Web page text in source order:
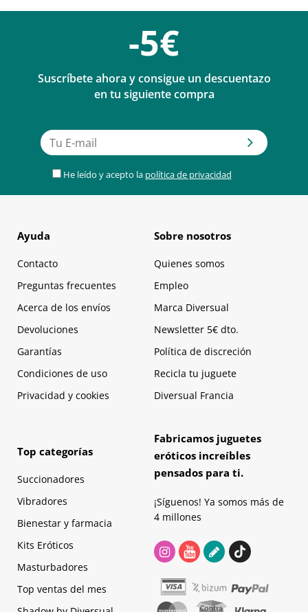
-5€
Suscríbete ahora y consigue un descuentazo
en tu siguiente compra
He leído y acepto la política de privacidad
Ayuda
Contacto
Preguntas frecuentes
Acerca de los envíos
Devoluciones
Garantías
Condiciones de uso
Privacidad y cookies
Sobre nosotros
Quienes somos
Empleo
Marca Diversual
Newsletter 5€ dto.
Política de discreción
Recicla tu juguete
Diversual Francia
Top categorías
Succionadores
Vibradores
Bienestar y farmacia
Kits Eróticos
Masturbadores
Top ventas del mes
Fabricamos juguetes
eróticos increíbles
pensados para ti.
¡Síguenos! Ya somos más de
4 millones